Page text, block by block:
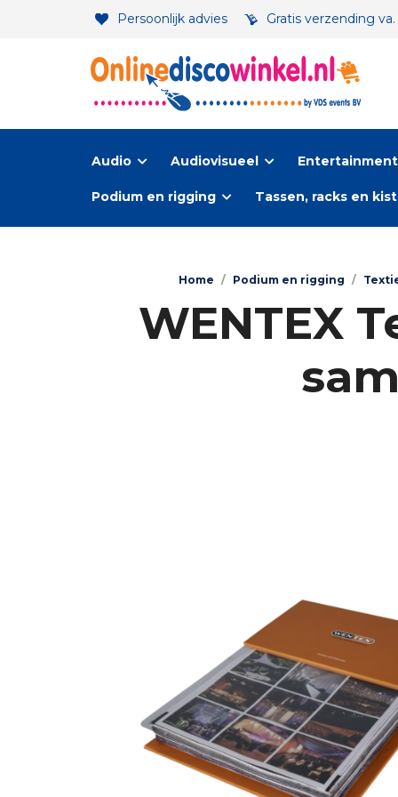
Persoonlijk advies Gratis verzending
Audio Audiovisueel
Podium en rigging Tassen, racks en
Home / Podium en rigging /
WENTEX